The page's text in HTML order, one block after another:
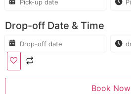
Drop-off Date & Time
Book Now